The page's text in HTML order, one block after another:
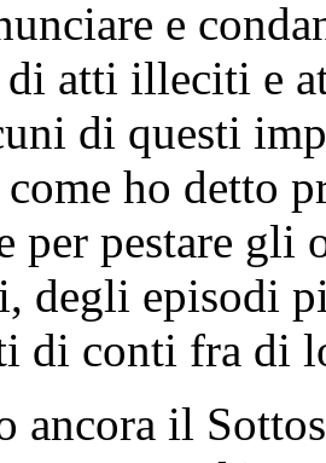
e
di atti illeciti e
di questi
come ho detto
per pestare gli
degli episodi
di conti fra di
ancora il